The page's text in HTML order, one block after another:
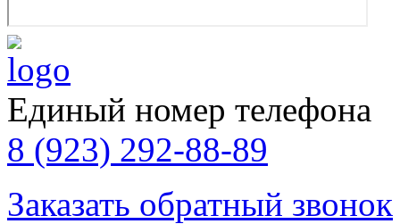
Единый номер телефона
8 (923) 292-88-89
Заказать обратный звонок